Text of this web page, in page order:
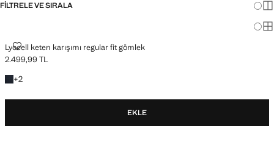
FILTRELE VE SIRALA
Lyocell keten karışımı regular fit gömlek
LYOCELL KETEN KARIŞIMI REGULAR FIT GÖMLEK
Güncel fiyat [2.499,99 TL ]
2.499,99 TL
+2
+2 renk
EKLE